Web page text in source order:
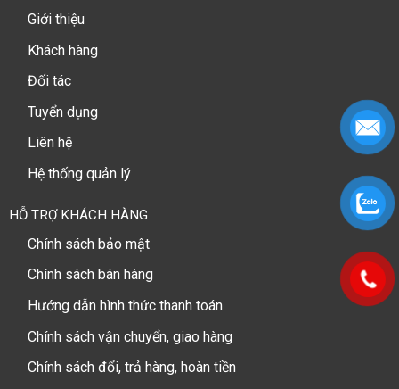
Giới thiệu
Khách hàng
Đối tác
Tuyển dụng
Liên hệ
Hệ thống quản lý
HỖ TRỢ KHÁCH HÀNG
Chính sách bảo mật
Chính sách bán hàng
Hướng dẫn hình thức thanh toán
Chính sách vận chuyển, giao hàng
Chính sách đổi, trả hàng, hoàn tiền